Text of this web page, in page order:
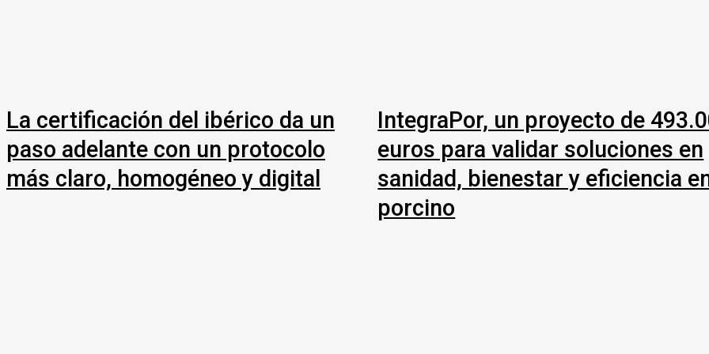
La certificación del ibérico da un
paso adelante con un protocolo
más claro, homogéneo y digital
IntegraPor, un proyecto de
euros para validar soluciones en
sanidad, bienestar y eficiencia
porcino